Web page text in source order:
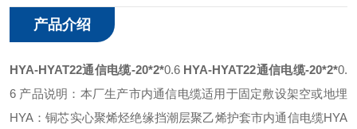
产品介绍
HYA-HYAT22通信电缆-20*2*0.6 HYA-HYAT22通信电缆-20*2*0.
6 产品说明：本厂生产市内通信电缆适用于固定敷设架空或地埋
HYA：铜芯实心聚烯烃绝缘挡潮层聚乙烯护套市内通信电缆HYA